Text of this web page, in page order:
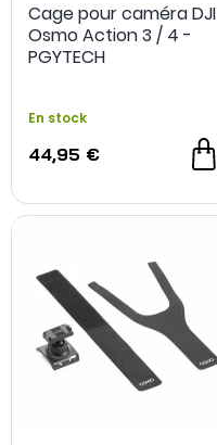
Cage pour caméra DJI
Osmo Action 3 / 4 -
PGYTECH
En stock
44,95 €